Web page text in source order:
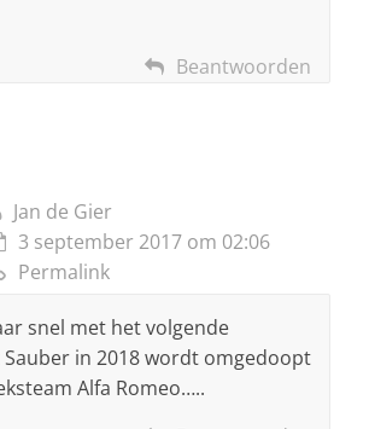
Beantwoorden
Jan de Gier
3 september 2017 om 02:06
Permalink
snel met het volgende
in 2018 wordt omgedoopt
Alfa Romeo…..